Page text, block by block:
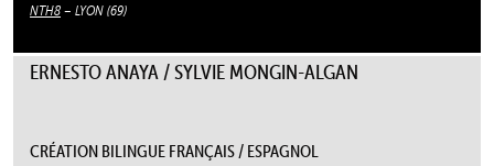
NTH8– LYON (69)
ERNESTO ANAYA / SYLVIE MONGIN-ALGAN
CRÉATION BILINGUE FRANÇAIS / ESPAGNOL